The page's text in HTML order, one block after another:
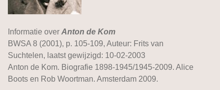
Informatie over Anton de Kom
BWSA 8 (2001), p. 105-109, Auteur: Frits van
Suchtelen, laatst gewijzigd: 10-02-2003
Anton de Kom. Biografie 1898-1945/1945-2009. Alice
Boots en Rob Woortman. Amsterdam 2009.